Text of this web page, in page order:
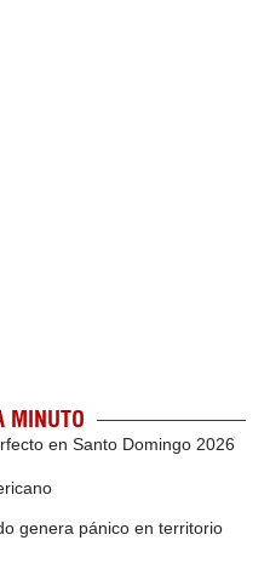
MINUTO
en Santo Domingo 2026
genera pánico en territorio